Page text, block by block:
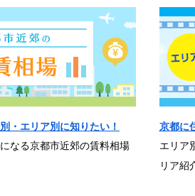
・エリア別に知りたい！
なる京都市近郊の賃料相場
京都に
エリア
リア紹